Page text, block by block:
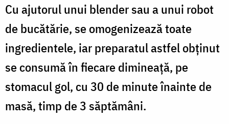
Cu ajutorul unui blender sau a unui robot
de bucătărie, se omogenizează toate
ingredientele, iar preparatul astfel obținut
se consumă în fiecare dimineață, pe
stomacul gol, cu 30 de minute înainte de
masă, timp de 3 săptămâni.